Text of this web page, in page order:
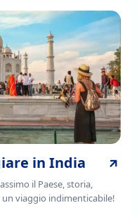
in India
il Paese, storia,
viaggio indimenticabile!